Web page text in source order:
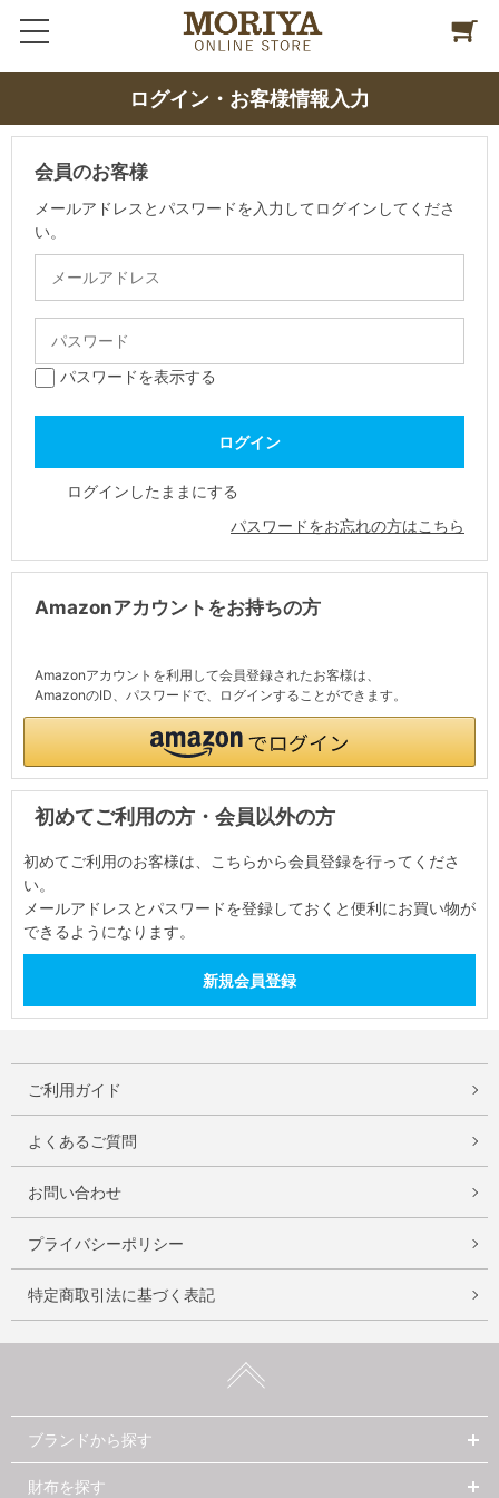
ログイン・お客様情報入力
会員のお客様
メールアドレスとパスワードを入力してログインしてくださ
い。
パスワードを表示する
ログインしたままにする
パスワードをお忘れの方はこちら
Amazonアカウントをお持ちの方
Amazonアカウントを利用して会員登録されたお客様は、
AmazonのID、パスワードで、ログインすることができます。
初めてご利用の方・会員以外の方
初めてご利用のお客様は、こちらから会員登録を行ってくださ
い。
メールアドレスとパスワードを登録しておくと便利にお買い物が
できるようになります。
ご利用ガイド
よくあるご質問
お問い合わせ
プライバシーポリシー
特定商取引法に基づく表記
ブランドから探す
財布を探す